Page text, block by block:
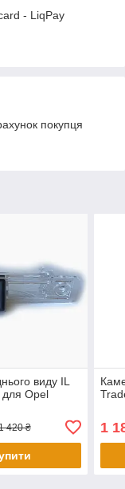
- LiqPay
покупця
виду IL
Opel
420 ₴ 1